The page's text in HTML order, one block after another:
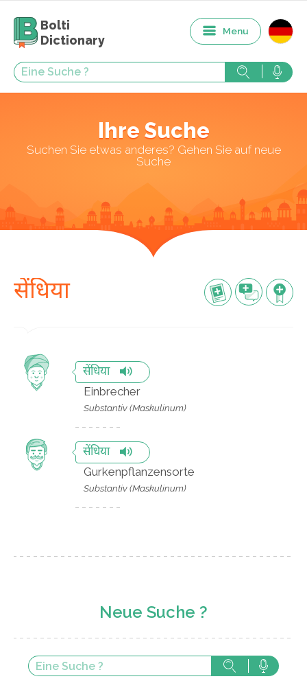
Bolti
Dictionary
Menu
Ihre Suche
Suchen Sie etwas anderes? Gehen Sie auf neue
Suche
सेंधिया
सेंधिया
Einbrecher
Substantiv (Maskulinum)
सेंधिया
Gurkenpflanzensorte
Substantiv (Maskulinum)
Neue Suche ?